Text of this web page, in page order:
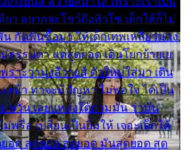
ยว อยากจะโชว์ถึงหิวโซ เด็กใต้ก็ไม่
กัดฟันซื้อมา ให้เด็กเทพเหลียวมอง
ธรรมดา แต่สุดยอด เดินโยกย้ายเย
ราะว่านุ่งลีวายส์ ตัวใหม่ใส่มา เดิน
หน้า ท่าจะมีปัญหา ไม่พอใจ ได้เป็น
หวั่น เลยแหลงใต้ถามมัน ว่ามัน
พรื่อ เปลี่ยนเป็นยิ้มให้ เจอะเด็กใต้
ยอด สุดยอด สุดยอด มันสุดยอด สุด